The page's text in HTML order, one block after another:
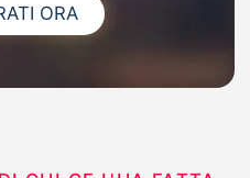
ORA